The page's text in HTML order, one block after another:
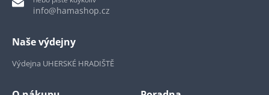
info@hamashop.cz
Naše výdejny
Výdejna UHERSKÉ HRADIŠTĚ